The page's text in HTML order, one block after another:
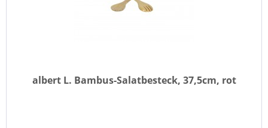
albert L. Bambus-Salatbesteck, 37,5cm, rot